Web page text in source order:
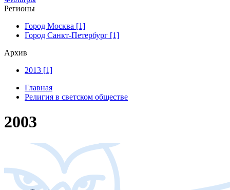
Регионы
Город Москва [1]
Город Санкт-Петербург [1]
Архив
2013 [1]
Главная
Религия в светском обществе
2003